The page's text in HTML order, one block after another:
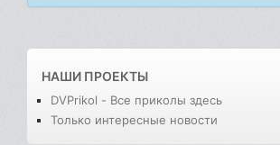
НАШИ ПРОЕКТЫ
DVPrikol - Все приколы здесь
Только интересные новости